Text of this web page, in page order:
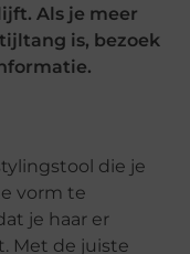
Als je meer
is, bezoek
die je
vorm te
je haar er
Met de juiste